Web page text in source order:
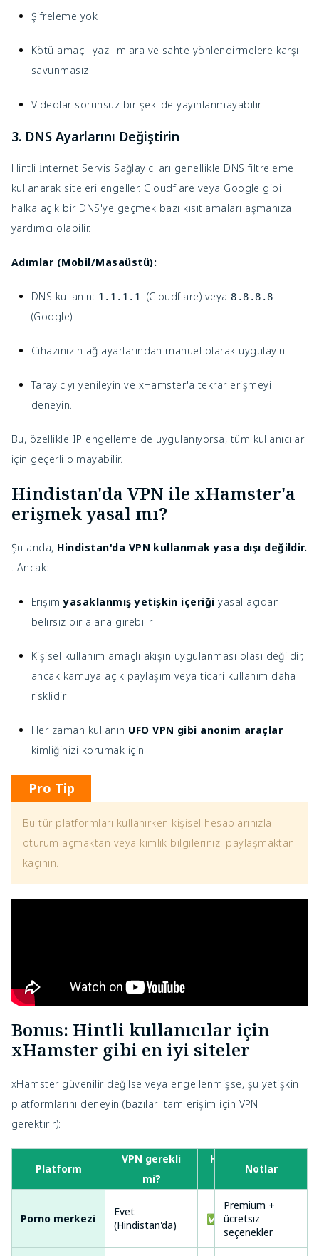
Şifreleme yok
Kötü amaçlı yazılımlara ve sahte yönlendirmelere karşı
savunmasız
Videolar sorunsuz bir şekilde yayınlanmayabilir
3. DNS Ayarlarını Değiştirin
Hintli İnternet Servis Sağlayıcıları genellikle DNS filtreleme
kullanarak siteleri engeller. Cloudflare veya Google gibi
halka açık bir DNS'ye geçmek bazı kısıtlamaları aşmanıza
yardımcı olabilir.
Adımlar (Mobil/Masaüstü):
DNS kullanın: 1.1.1.1 (Cloudflare) veya 8.8.8.8
(Google)
Cihazınızın ağ ayarlarından manuel olarak uygulayın
Tarayıcıyı yenileyin ve xHamster'a tekrar erişmeyi
deneyin.
Bu, özellikle IP engelleme de uygulanıyorsa, tüm kullanıcılar
için geçerli olmayabilir.
Hindistan'da VPN ile xHamster'a
erişmek yasal mı?
Şu anda, Hindistan'da VPN kullanmak yasa dışı değildir.
. Ancak:
Erişimyasaklanmış yetişkin içeriğiyasal açıdan
belirsiz bir alana girebilir
Kişisel kullanım amaçlı akışın uygulanması olası değildir,
ancak kamuya açık paylaşım veya ticari kullanım daha
risklidir.
Her zaman kullanın UFO VPN gibi anonim araçlar
kimliğinizi korumak için
Pro Tip
Bu tür platformları kullanırken kişisel hesaplarınızla
oturum açmaktan veya kimlik bilgilerinizi paylaşmaktan
kaçının.
Bonus: Hintli kullanıcılar için
xHamster gibi en iyi siteler
xHamster güvenilir değilse veya engellenmişse, şu yetişkin
platformlarını deneyin (bazıları tam erişim için VPN
gerektirir):
Platform
VPN gerekli
mi?
Hint videoları
Notlar
Porno merkezi
Evet
(Hindistan'da)
✅ Evet
Premium +
ücretsiz
seçenekler